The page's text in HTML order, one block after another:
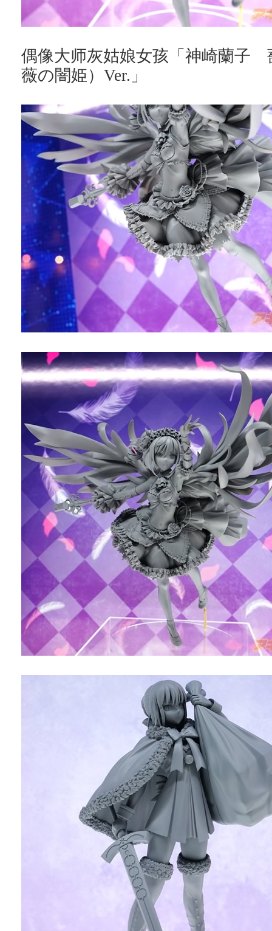
偶像大师灰姑娘女孩「神崎蘭子
薇の闇姫）Ver.」